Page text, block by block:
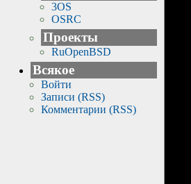
3OS
OSRC
Проекты
RuOpenBSD
Всякое
Войти
Записи (RSS)
Комментарии (RSS)